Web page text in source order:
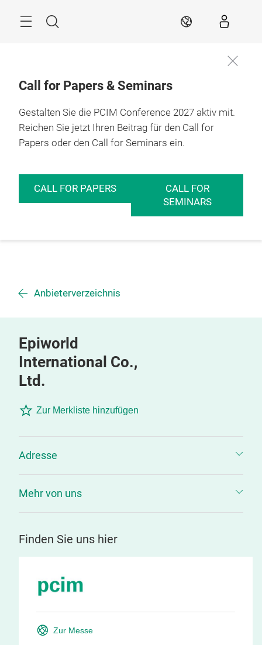
Suche DE
Call for Papers & Seminars
Gestalten Sie die PCIM Conference 2027 aktiv mit.
Reichen Sie jetzt Ihren Beitrag für den Call for
Papers oder den Call for Seminars ein.
CALL FOR PAPERS
CALL FOR
SEMINARS
Anbieterverzeichnis
Epiworld
International Co.,
Ltd.
Zur Merkliste hinzufügen
Adresse
Mehr von uns
Finden Sie uns hier
Zur Messe